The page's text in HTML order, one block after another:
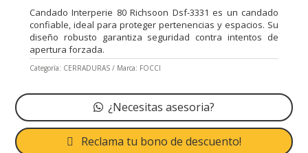
Candado Interperie 80 Richsoon Dsf-3331 es un candado
confiable, ideal para proteger pertenencias y espacios. Su
diseño robusto garantiza seguridad contra intentos de
apertura forzada.
Categoría: CERRADURAS Marca: FOCCI
¿Necesitas asesoria?
Reclama tu bono de descuento!